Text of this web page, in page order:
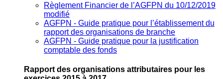
Règlement Financier de l’AGFPN du 10/12/2019
modifié
AGFPN ‐ Guide pratique pour l’établissement du
rapport des organisations de branche
AGFPN ‐ Guide pratique pour la justification
comptable des fonds
Rapport des organisations attributaires pour les